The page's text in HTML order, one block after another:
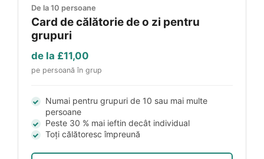
De la 10 persoane
Card de călătorie de o zi pentru
grupuri
de la £11,00
pe persoană în grup
Numai pentru grupuri de 10 sau mai multe
persoane
Peste 30 % mai ieftin decât individual
Toți călătoresc împreună